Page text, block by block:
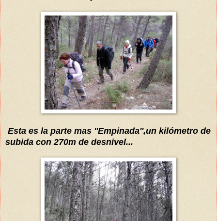
Esta es la parte mas ''Empinada'',un kilómetro de
subida con 270m de desnivel...